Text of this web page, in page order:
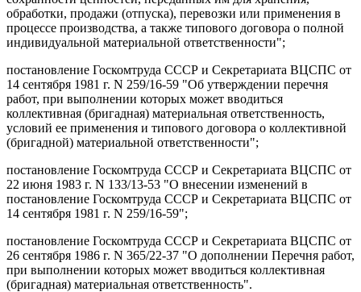
обработки, продажи (отпуска), перевозки или применения в
процессе производства, а также типового договора о полной
индивидуальной материальной ответственности";
постановление Госкомтруда СССР и Секретариата ВЦСПС от
14 сентября 1981 г. N 259/16-59 "Об утверждении перечня
работ, при выполнении которых может вводиться
коллективная (бригадная) материальная ответственность,
условий ее применения и типового договора о коллективной
(бригадной) материальной ответственности";
постановление Госкомтруда СССР и Секретариата ВЦСПС от
22 июня 1983 г. N 133/13-53 "О внесении изменений в
постановление Госкомтруда СССР и Секретариата ВЦСПС от
14 сентября 1981 г. N 259/16-59";
постановление Госкомтруда СССР и Секретариата ВЦСПС от
26 сентября 1986 г. N 365/22-37 "О дополнении Перечня работ,
при выполнении которых может вводиться коллективная
(бригадная) материальная ответственность".